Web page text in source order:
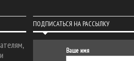
ПОДПИСАТЬСЯ НА РАССЫЛКУ
Ваше имя